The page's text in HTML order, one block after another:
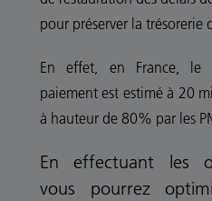
pour préserver la trésorerie
En effet, en France, le
paiement est estimé à 20
à hauteur de 80% par les
En effectuant les
vous pourrez